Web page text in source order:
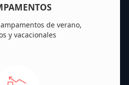
de verano,
y vacacionales